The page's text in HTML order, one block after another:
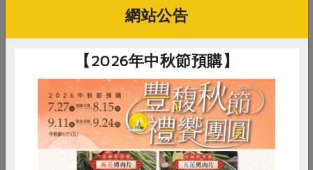
無論你是初學者還是養生愛好者，這次四季料理課程
都將帶你踏上全新的身心靈旅程！
立即報名，與我們一起探索阿育吠陀的養生之道！
📍 報名資訊：
網站公告
【2026年中秋節預購】